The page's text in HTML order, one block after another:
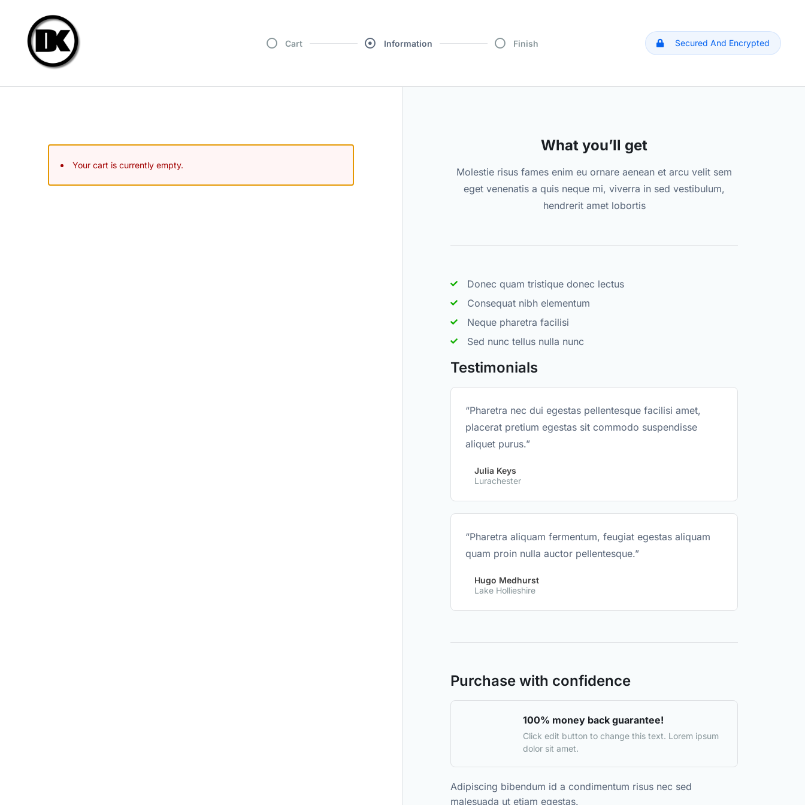
Cart Information Finish Secured And Encrypted
Your cart is currently empty.
What you’ll get
Molestie risus fames enim eu ornare aenean et arcu velit sem
eget venenatis a quis neque mi, viverra in sed vestibulum,
hendrerit amet lobortis
Donec quam tristique donec lectus
Consequat nibh elementum
Neque pharetra facilisi
Sed nunc tellus nulla nunc
Testimonials
“Pharetra nec dui egestas pellentesque facilisi amet,
placerat pretium egestas sit commodo suspendisse
aliquet purus.”
Julia Keys
Lurachester
“Pharetra aliquam fermentum, feugiat egestas aliquam
quam proin nulla auctor pellentesque.”
Hugo Medhurst
Lake Hollieshire
Purchase with confidence
100% money back guarantee!
Click edit button to change this text. Lorem ipsum
dolor sit amet.
Adipiscing bibendum id a condimentum risus nec sed
malesuada ut etiam egestas.